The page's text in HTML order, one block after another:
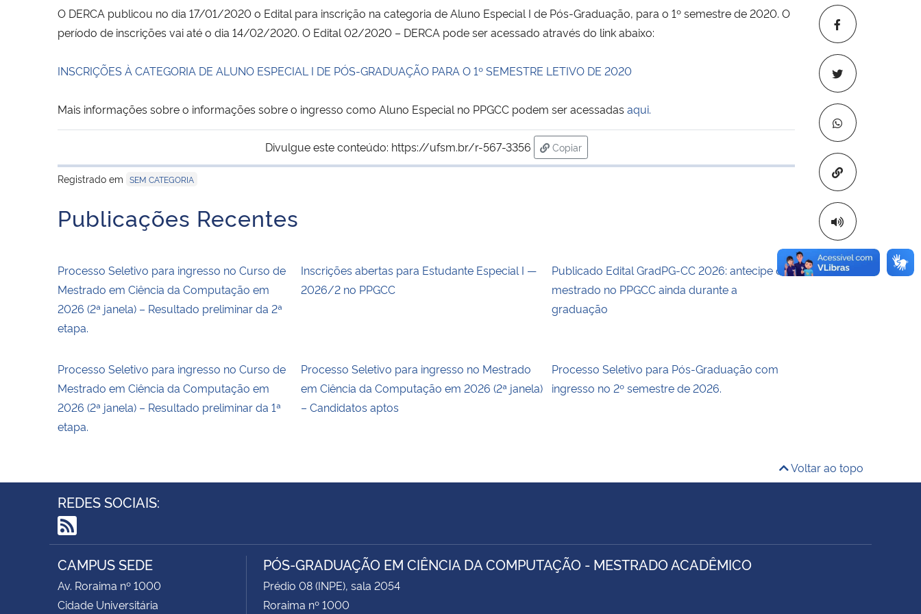
Copiar para
O DERCA publicou no dia 17/01/2020 o Edital para inscrição na categoria de Aluno Especial I de Pós-Graduação, para o 1º semestre de 2020. O
período de inscrições vai até o dia 14/02/2020. O Edital 02/2020 – DERCA pode ser acessado através do link abaixo:
INSCRIÇÕES À CATEGORIA DE ALUNO ESPECIAL I DE PÓS-GRADUAÇÃO PARA O 1º SEMESTRE LETIVO DE 2020
Mais informações sobre o informações sobre o ingresso como Aluno Especial no PPGCC podem ser acessadas aqui.
Divulgue este conteúdo: https://ufsm.br/r-567-3356
Copiar
para área de transferência
Registrado em SEM CATEGORIA
Publicações Recentes
Processo Seletivo para ingresso no Curso de
Mestrado em Ciência da Computação em
2026 (2ª janela) – Resultado preliminar da 2ª
etapa.
Inscrições abertas para Estudante Especial I —
2026/2 no PPGCC
Publicado Edital GradPG-CC 2026: antecipe o
mestrado no PPGCC ainda durante a
graduação
Processo Seletivo para ingresso no Curso de
Mestrado em Ciência da Computação em
2026 (2ª janela) – Resultado preliminar da 1ª
etapa.
Processo Seletivo para ingresso no Mestrado
em Ciência da Computação em 2026 (2ª janela)
– Candidatos aptos
Processo Seletivo para Pós-Graduação com
ingresso no 2º semestre de 2026.
Voltar ao topo
REDES SOCIAIS:
RSS
CAMPUS SEDE
Av. Roraima nº 1000
Cidade Universitária
PÓS-GRADUAÇÃO EM CIÊNCIA DA COMPUTAÇÃO - MESTRADO ACADÊMICO
Prédio 08 (INPE), sala 2054
Roraima nº 1000